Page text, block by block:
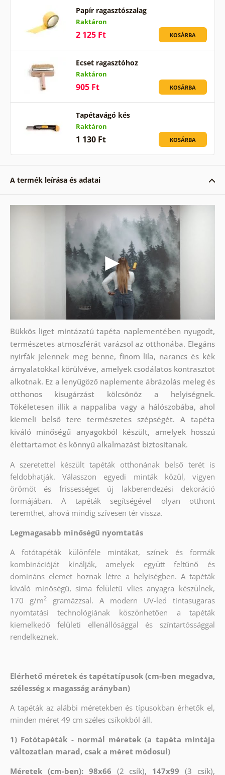
Papír ragasztószalag
Raktáron
2 125 Ft KOSÁRBA
Ecset ragasztóhoz
Raktáron
905 Ft KOSÁRBA
Tapétavágó kés
Raktáron
1 130 Ft KOSÁRBA
A termék leírása és adatai
Bükkös liget mintázatú tapéta naplementében nyugodt,
természetes atmoszférát varázsol az otthonába. Elegáns
nyírfák jelennek meg benne, finom lila, narancs és kék
árnyalatokkal körülvéve, amelyek csodálatos kontrasztot
alkotnak. Ez a lenyűgöző naplemente ábrázolás meleg és
otthonos kisugárzást kölcsönöz a helyiségnek.
Tökéletesen illik a nappaliba vagy a hálószobába, ahol
kiemeli belső tere természetes szépségét. A tapéta
kiváló minőségű anyagokból készült, amelyek hosszú
élettartamot és könnyű alkalmazást biztosítanak.
A szeretettel készült tapéták otthonának belső terét is
feldobhatják. Válasszon egyedi minták közül, vigyen
örömöt és frissességet új lakberendezési dekoráció
formájában. A tapéták segítségével olyan otthont
teremthet, ahová mindig szívesen tér vissza.
Legmagasabb minőségű nyomtatás
A fotótapéták különféle mintákat, színek és formák
kombinációját kínálják, amelyek együtt feltűnő és
domináns elemet hoznak létre a helyiségben. A tapéták
kiváló minőségű, sima felületű vlies anyagra készülnek,
170 g/m2
gramázzsal. A modern UV-led tintasugaras
nyomtatási technológiának köszönhetően a tapéták
kiemelkedő felületi ellenállósággal és színtartóssággal
rendelkeznek.
Elérhető méretek és tapétatípusok (cm-ben megadva,
szélesség x magasság arányban)
A tapéták az alábbi méretekben és típusokban érhetők el,
minden méret 49 cm széles csíkokból áll.
1) Fotótapéták - normál méretek (a tapéta mintája
változatlan marad, csak a méret módosul)
Méretek (cm-ben): 98x66 (2 csík), 147x99 (3 csík),